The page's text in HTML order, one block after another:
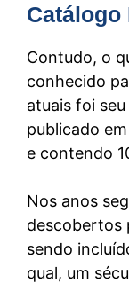
Catálogo
Contudo, o
conhecido
atuais foi
publicado
e contendo
Nos anos
descobertos
sendo
qual, um